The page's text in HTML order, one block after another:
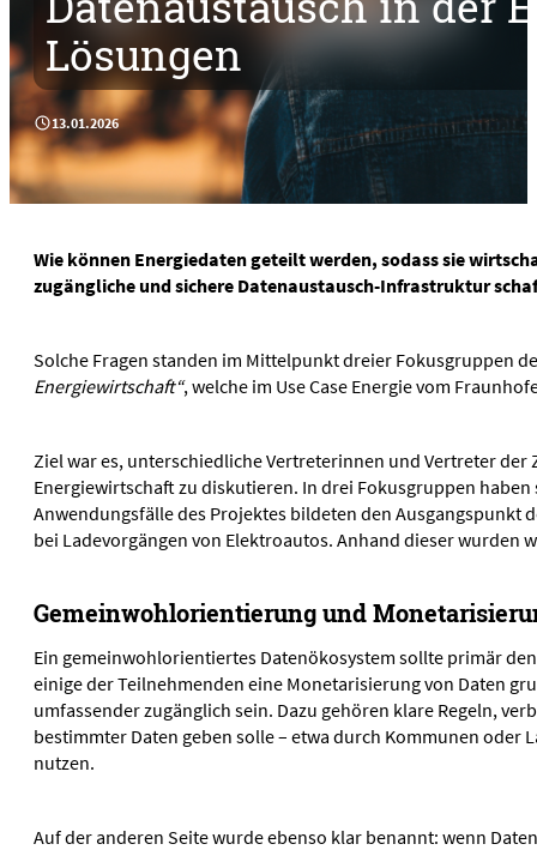
Community
Projekte
Projekte
Branchenplattform Cybersicherheit
Cyberlab
Dateninstitut – Use Case Energie
Daten und KI für die Stromnetze
DIMOS: Digitales Identitätsmanagement und
Ökosystementwicklung
GridQA
Klimakommune
ML in Fernwärme
Übersicht von Piloten und
Projekte erfüllt
Aktuelles
News & Publikationen
Events
Magazin
Podcast
Lösungen
13.01.2026
Wie können Energiedaten geteilt werden, sodass sie
zugängliche und sichere Datenaustausch-Infrastruktur
Solche Fragen standen im Mittelpunkt dreier Fokusgruppen
Energiewirtschaft“, welche im Use Case Energie vom
Ziel war es, unterschiedliche Vertreterinnen und Vertreter
Energiewirtschaft zu diskutieren. In drei Fokusgruppen
Anwendungsfälle des Projektes bildeten den Ausgangspunkt
bei Ladevorgängen von Elektroautos. Anhand dieser wurden
Gemeinwohlorientierung und
Ein gemeinwohlorientiertes Datenökosystem sollte primär
einige der Teilnehmenden eine Monetarisierung von Daten
umfassender zugänglich sein. Dazu gehören klare Regeln,
bestimmter Daten geben solle – etwa durch Kommunen oder
nutzen.
Auf der anderen Seite wurde ebenso klar benannt: wenn